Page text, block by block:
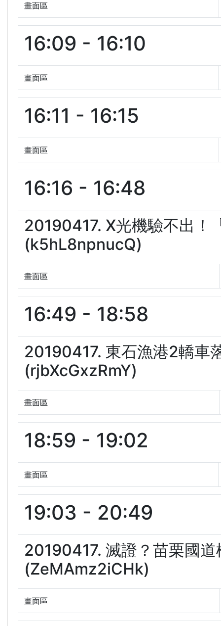
畫面區
16:09 - 16:10
畫面區
16:11 - 16:15
畫面區
16:16 - 16:48
20190417. X光機驗不出
(k5hL8npnucQ)
畫面區
16:49 - 18:58
20190417. 東石漁港2轎
(rjbXcGxzRmY)
畫面區
18:59 - 19:02
畫面區
19:03 - 20:49
20190417. 滅證？苗栗國
(ZeMAmz2iCHk)
畫面區